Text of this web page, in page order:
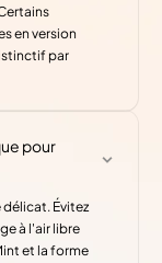
en version
par
pour
délicat. Évitez
à l'air libre
et la forme